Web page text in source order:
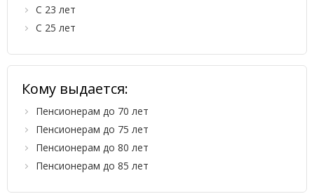
С 23 лет
С 25 лет
Кому выдается:
Пенсионерам до 70 лет
Пенсионерам до 75 лет
Пенсионерам до 80 лет
Пенсионерам до 85 лет